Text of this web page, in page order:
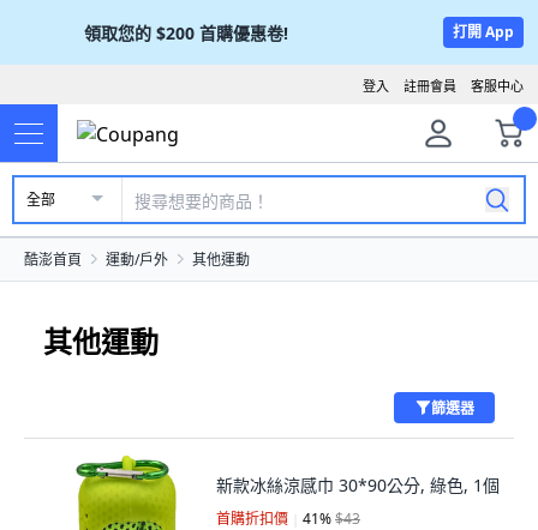
領取您的 $200 首購優惠卷! 打開 App
客服中心
註冊會員
登入
全部
酷澎首頁 運動/戶外 其他運動
其他運動
篩選器
新款冰絲涼感巾 30*90公分, 綠色, 1個
首購折扣價 41%$43